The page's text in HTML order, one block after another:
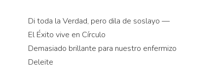
Di toda la Verdad, pero dila de soslayo —
El Éxito vive en Círculo
Demasiado brillante para nuestro enfermizo
Deleite